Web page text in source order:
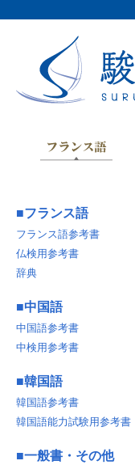
■フランス語
フランス語参考書
仏検用参考書
辞典
■中国語
中国語参考書
中検用参考書
■韓国語
韓国語参考書
韓国語能力試験用参考書
■一般書・その他